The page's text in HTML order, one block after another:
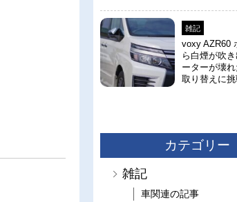
雑記
voxy AZR60
ら白煙が吹
ーターが壊
取り替えに
カテゴリー
雑記
車関連の記事